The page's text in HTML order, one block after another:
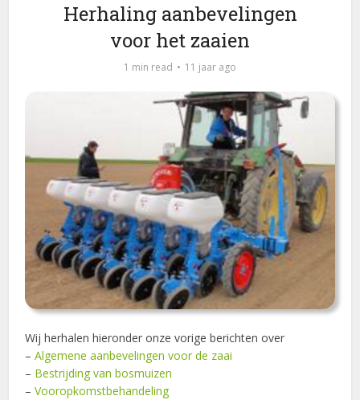
Herhaling aanbevelingen
voor het zaaien
1 min read 11 jaar ago
Wij herhalen hieronder onze vorige berichten over
–Algemene aanbevelingen voor de zaai
– Bestrijding van bosmuizen
–Vooropkomstbehandeling